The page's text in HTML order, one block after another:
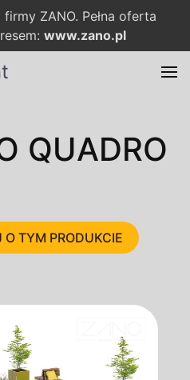
ZANO. Pełna oferta
www.zano.pl
QUADRO
TYM PRODUKCIE